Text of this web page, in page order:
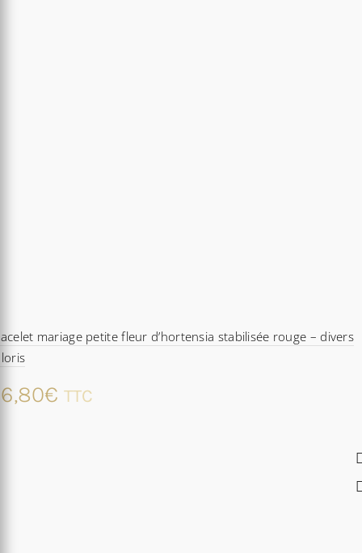
mariage petite fleur d’hortensia stabilisée rouge – divers
€ TTC